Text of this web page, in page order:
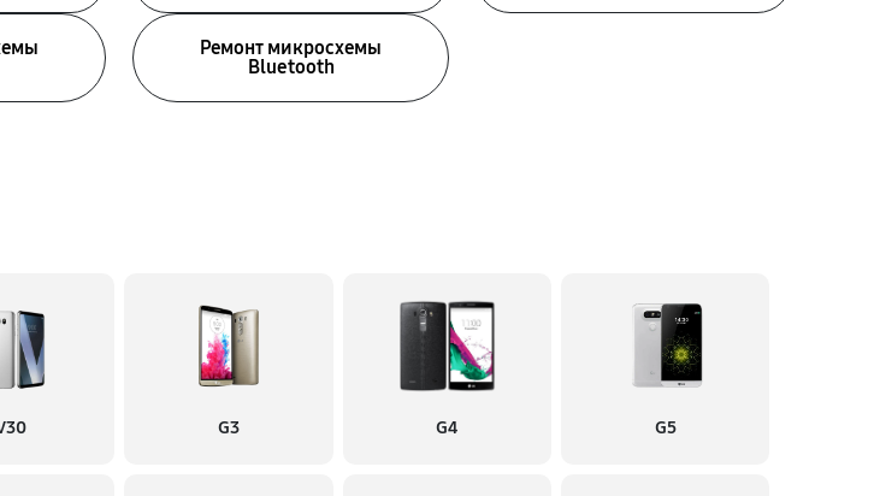
Ремонт микросхемы
Bluetooth
G3 G4 G5